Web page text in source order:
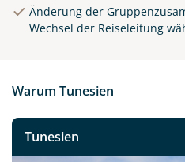
Änderung der
Wechsel der Reiseleitung
Warum Tunesien
Tunesien